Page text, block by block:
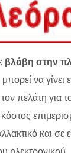
βλάβη στην
να γίνει
πελάτη για
και σε